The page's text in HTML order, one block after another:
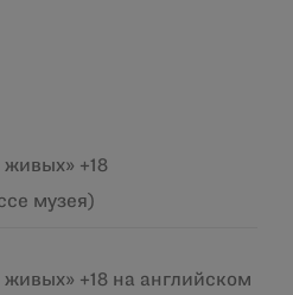
живых» +18
музея)
+18 на английском